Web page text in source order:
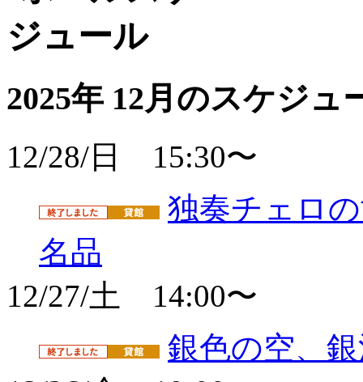
2025年 12月のスケジュ
12/28/日 15:30〜
独奏チェロ
名品
12/27/土 14:00〜
銀色の空、